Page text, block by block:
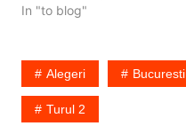
In total au votat:
sectiile de votare.
Prezenta in turul 1. Pana
la ora 13 se prezentasera
la vot,…
In "to blog"
Alegeri Bucuresti
Turul 2